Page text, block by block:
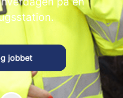
jobbet